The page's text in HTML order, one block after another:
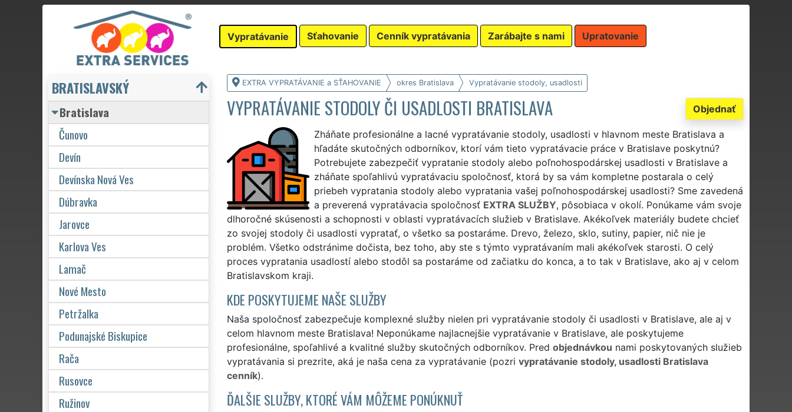
Vypratávanie Sťahovanie Cenník vypratávania Zarábajte s nami Upratovanie
EXTRA VYPRATÁVANIE a SŤAHOVANIE okres Bratislava Vypratávanie stodoly, usadlosti
Objednať
VYPRATÁVANIE STODOLY ČI USADLOSTI BRATISLAVA
Zháňate profesionálne a lacné vypratávanie stodoly, usadlosti v hlavnom meste Bratislava a
hľadáte skutočných odborníkov, ktorí vám tieto vypratávacie práce v Bratislave poskytnú?
Potrebujete zabezpečiť vypratanie stodoly alebo poľnohospodárskej usadlosti v Bratislave a
zháňate spoľahlivú vypratávaciu spoločnosť, ktorá by sa vám kompletne postarala o celý
priebeh vypratania stodoly alebo vypratania vašej poľnohospodárskej usadlosti? Sme zavedená
a preverená vypratávacia spoločnosť EXTRA SLUŽBY, pôsobiaca v okolí. Ponúkame vám svoje
dlhoročné skúsenosti a schopnosti v oblasti vypratávacích služieb v Bratislave. Akékoľvek materiály budete chcieť
zo svojej stodoly či usadlosti vypratať, o všetko sa postaráme. Drevo, železo, sklo, sutiny, papier, nič nie je
problém. Všetko odstránime dočista, bez toho, aby ste s týmto vypratávaním mali akékoľvek starosti. O celý
proces vypratania usadlostí alebo stodôl sa postaráme od začiatku do konca, a to tak v Bratislave, ako aj v celom
Bratislavskom kraji.
KDE POSKYTUJEME NAŠE SLUŽBY
Naša spoločnosť zabezpečuje komplexné služby nielen pri vypratávanie stodoly či usadlosti v Bratislave, ale aj v
celom hlavnom meste Bratislava! Neponúkame najlacnejšie vypratávanie v Bratislave, ale poskytujeme
profesionálne, spoľahlivé a kvalitné služby skutočných odborníkov. Pred objednávkou nami poskytovaných služieb
vypratávania si prezrite, aká je naša cena za vypratávanie (pozri vypratávanie stodoly, usadlosti Bratislava
cenník).
ĎALŠIE SLUŽBY, KTORÉ VÁM MÔŽEME PONÚKNUŤ
BRATISLAVSKÝ
Bratislava
Čunovo
Devín
Devínska Nová Ves
Dúbravka
Jarovce
Karlova Ves
Lamač
Nové Mesto
Petržalka
Podunajské Biskupice
Rača
Rusovce
Ružinov